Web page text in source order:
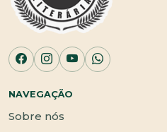
NAVEGAÇÃO
Sobre nós